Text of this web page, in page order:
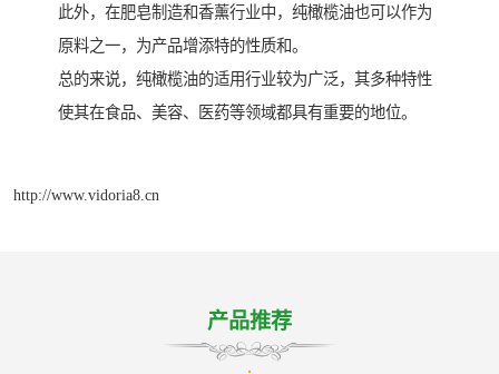
此外，在肥皂制造和香薰行业中，纯橄榄油也可以作为
原料之一，为产品增添特的性质和。
总的来说，纯橄榄油的适用行业较为广泛，其多种特性
使其在食品、美容、医药等领域都具有重要的地位。
http://www.vidoria8.cn
产品推荐